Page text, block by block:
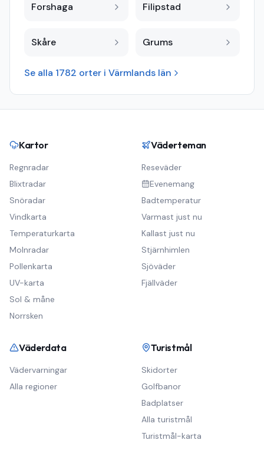
Forshaga Filipstad
Skåre Grums
Se alla 1782 orter i Värmlands län
Kartor
Regnradar
Blixtradar
Snöradar
Vindkarta
Temperaturkarta
Molnradar
Pollenkarta
UV-karta
Sol & måne
Norrsken
Väderteman
Reseväder
Evenemang
Badtemperatur
Varmast just nu
Kallast just nu
Stjärnhimlen
Sjöväder
Fjällväder
Väderdata
Vädervarningar
Alla regioner
Turistmål
Skidorter
Golfbanor
Badplatser
Alla turistmål
Turistmål-karta